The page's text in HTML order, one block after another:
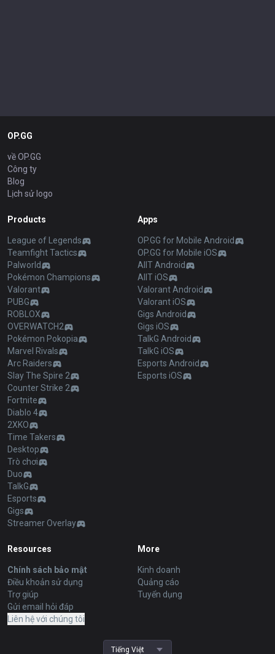
OP.GG
về OP.GG
Công ty
Blog
Lịch sử logo
Products
League of Legends
Teamfight Tactics
Palworld
Pokémon Champions
Valorant
PUBG
ROBLOX
OVERWATCH2
Pokémon Pokopia
Marvel Rivals
Arc Raiders
Slay The Spire 2
Counter Strike 2
Fortnite
Diablo 4
2XKO
Time Takers
Desktop
Trò chơi
Duo
TalkG
Esports
Gigs
Streamer Overlay
Apps
OP.GG for Mobile Android
OP.GG for Mobile iOS
AllT Android
AllT iOS
Valorant Android
Valorant iOS
Gigs Android
Gigs iOS
TalkG Android
TalkG iOS
Esports Android
Esports iOS
Resources
Chính sách bảo mật
Điều khoản sử dụng
Trợ giúp
Gửi email hỏi đáp
Liên hệ với chúng tôi
More
Kinh doanh
Quảng cáo
Tuyển dụng
Tiếng Việt